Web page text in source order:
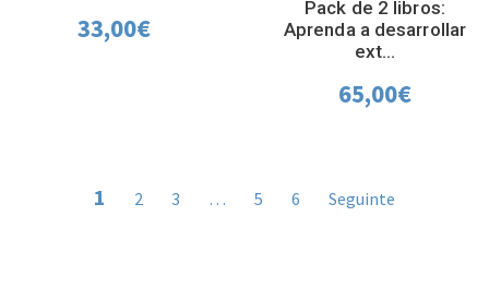
33,00€
Pack de 2 libros:
Aprenda a desarrollar
ext...
65,00€
1 2 3 … 5 6 Seguinte